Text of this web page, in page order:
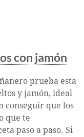
con jamón
prueba esta
y jamón, ideal
conseguir que los
que te
paso a paso. Si